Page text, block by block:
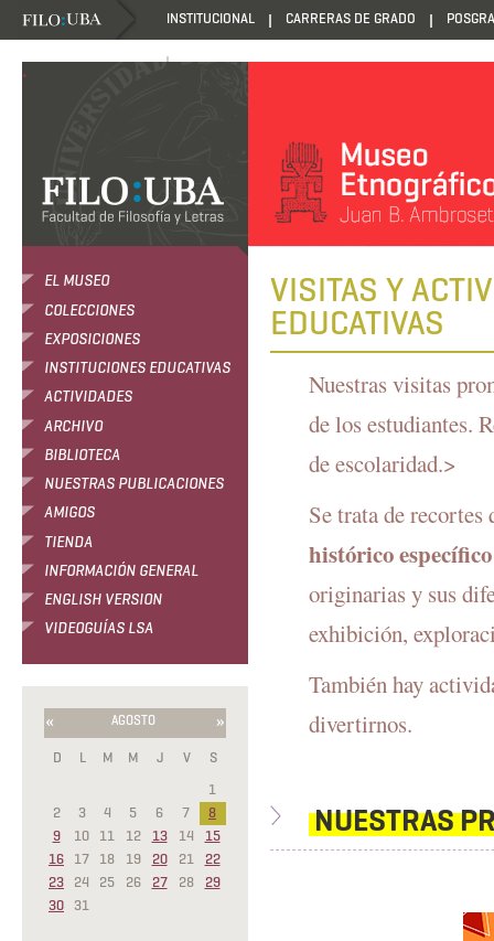
INSTITUCIONAL CARRERAS DE GRADO
DANZANTES DE LA LUZ
.
EL MUSEO
COLECCIONES
EXPOSICIONES
INSTITUCIONES EDUCATIVAS
ACTIVIDADES
ARCHIVO
BIBLIOTECA
NUESTRAS PUBLICACIONES
AMIGOS
TIENDA
INFORMACIÓN GENERAL
ENGLISH VERSION
VIDEOGUÍAS LSA
« AGOSTO »
D L M M J V
S
1
2
3 4 5 6 7
8
9
10 11 12 13 14
15
16 17 18 19 20 21
22
23 24 25 26 27 28
29
30 31
VISITAS Y
EDUCATIVAS
Nuestras visitas
de los estudiantes.
de escolaridad.>
Se trata de
histórico específico
originarias y sus
exhibición,
También hay
divertirnos.
NUESTRAS